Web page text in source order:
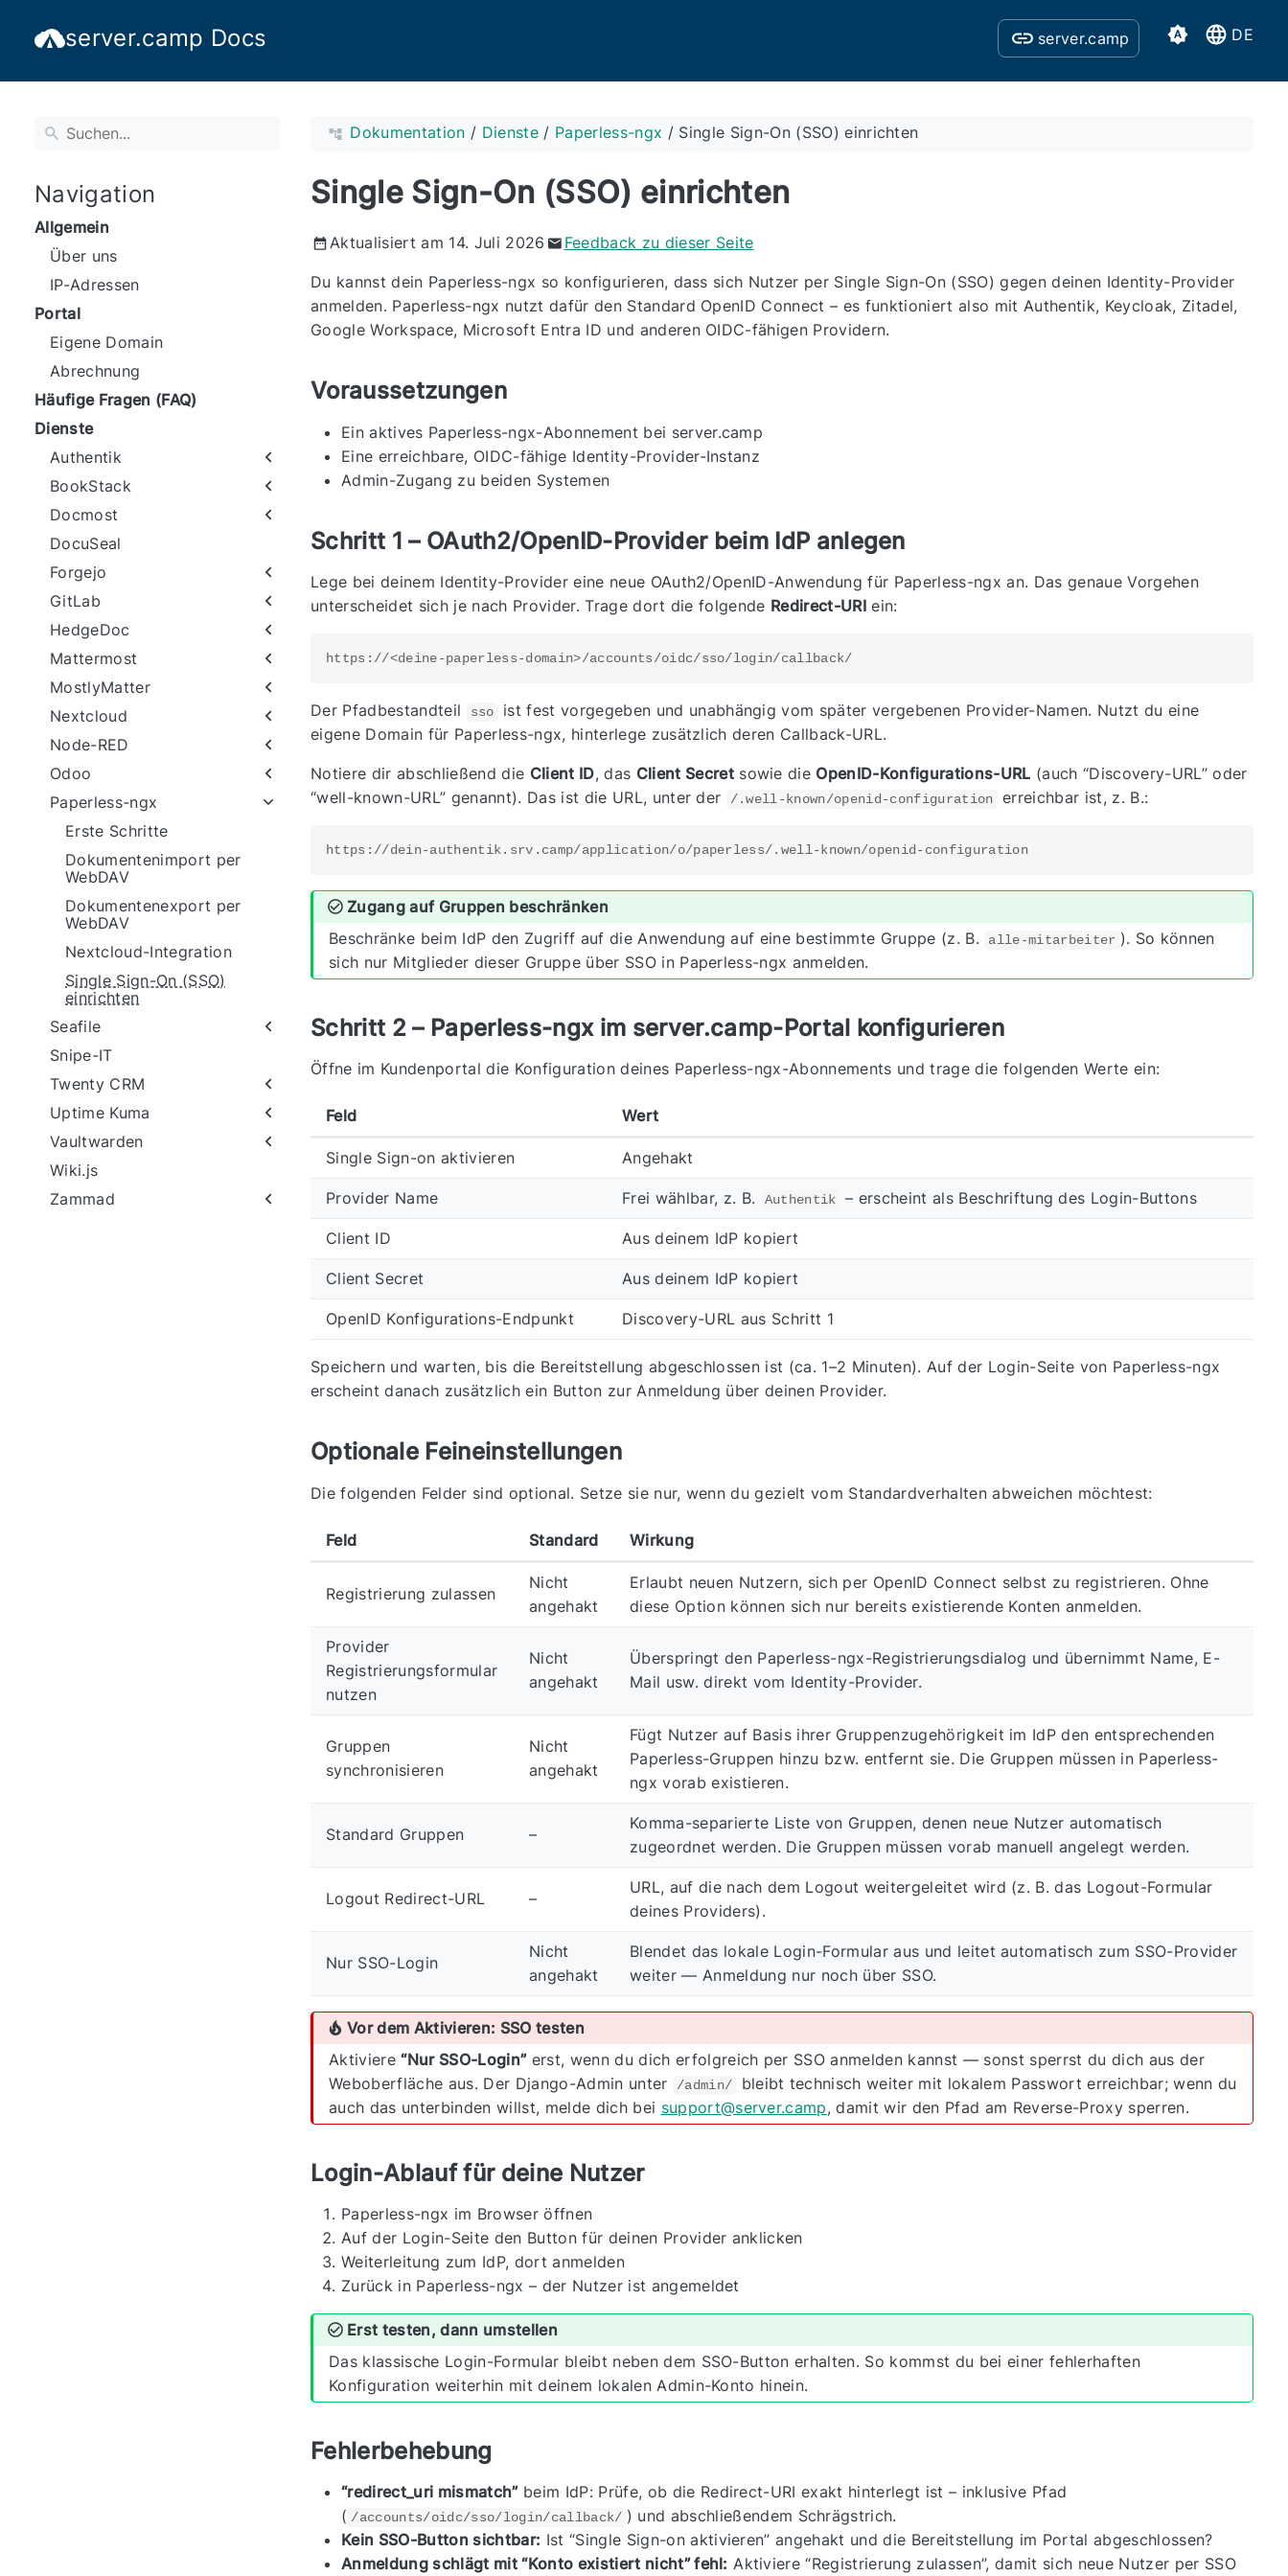
server.camp Docs server.camp DE
Navigation
Allgemein
Über uns
IP-Adressen
Portal
Eigene Domain
Abrechnung
Häufige Fragen (FAQ)
Dienste
Authentik
BookStack
Docmost
DocuSeal
Forgejo
GitLab
HedgeDoc
Mattermost
MostlyMatter
Nextcloud
Node-RED
Odoo
Paperless-ngx
Erste Schritte
Dokumentenimport per
WebDAV
Dokumentenexport per
WebDAV
Nextcloud-Integration
Single Sign-On (SSO)
einrichten
Seafile
Snipe-IT
Twenty CRM
Uptime Kuma
Vaultwarden
Wiki.js
Zammad
Dokumentation / Dienste/ Paperless-ngx / Single Sign-On (SSO) einrichten
Single Sign-On (SSO) einrichten
Aktualisiert am 14. Juli 2026 Feedback zu dieser Seite
Du kannst dein Paperless-ngx so konfigurieren, dass sich Nutzer per Single Sign-On (SSO) gegen deinen Identity-Provider
anmelden. Paperless-ngx nutzt dafür den Standard OpenID Connect – es funktioniert also mit Authentik, Keycloak, Zitadel,
Google Workspace, Microsoft Entra ID und anderen OIDC-fähigen Providern.
Voraussetzungen
Ein aktives Paperless-ngx-Abonnement bei server.camp
Eine erreichbare, OIDC-fähige Identity-Provider-Instanz
Admin-Zugang zu beiden Systemen
Schritt 1 – OAuth2/OpenID-Provider beim IdP anlegen
Lege bei deinem Identity-Provider eine neue OAuth2/OpenID-Anwendung für Paperless-ngx an. Das genaue Vorgehen
unterscheidet sich je nach Provider. Trage dort die folgende Redirect-URI ein:
Der Pfadbestandteil sso
ist fest vorgegeben und unabhängig vom später vergebenen Provider-Namen. Nutzt du eine
eigene Domain für Paperless-ngx, hinterlege zusätzlich deren Callback-URL.
Notiere dir abschließend die Client ID, das Client Secretsowie die OpenID-Konfigurations-URL (auch “Discovery-URL” oder
“well-known-URL” genannt). Das ist die URL, unter der
/.well-known/openid-configuration erreichbar ist, z. B.:
Zugang auf Gruppen beschränken
Beschränke beim IdP den Zugriff auf die Anwendung auf eine bestimmte Gruppe (z. B.
alle-mitarbeiter ). So können
sich nur Mitglieder dieser Gruppe über SSO in Paperless-ngx anmelden.
Schritt 2 – Paperless-ngx im server.camp-Portal konfigurieren
Öffne im Kundenportal die Konfiguration deines Paperless-ngx-Abonnements und trage die folgenden Werte ein:
Feld Wert
Single Sign-on aktivieren Angehakt
Provider Name Frei wählbar, z. B. Authentik – erscheint als Beschriftung des Login-Buttons
Client ID Aus deinem IdP kopiert
Client Secret Aus deinem IdP kopiert
OpenID Konfigurations-Endpunkt Discovery-URL aus Schritt 1
Speichern und warten, bis die Bereitstellung abgeschlossen ist (ca. 1–2 Minuten). Auf der Login-Seite von Paperless-ngx
erscheint danach zusätzlich ein Button zur Anmeldung über deinen Provider.
Optionale Feineinstellungen
Die folgenden Felder sind optional. Setze sie nur, wenn du gezielt vom Standardverhalten abweichen möchtest:
Feld Standard Wirkung
Registrierung zulassen
Nicht
angehakt
Erlaubt neuen Nutzern, sich per OpenID Connect selbst zu registrieren. Ohne
diese Option können sich nur bereits existierende Konten anmelden.
Provider
Registrierungsformular
nutzen
Nicht
angehakt
Überspringt den Paperless-ngx-Registrierungsdialog und übernimmt Name, E-
Mail usw. direkt vom Identity-Provider.
Gruppen
synchronisieren
Nicht
angehakt
Fügt Nutzer auf Basis ihrer Gruppenzugehörigkeit im IdP den entsprechenden
Paperless-Gruppen hinzu bzw. entfernt sie. Die Gruppen müssen in Paperless-
ngx vorab existieren.
Standard Gruppen –
Komma-separierte Liste von Gruppen, denen neue Nutzer automatisch
zugeordnet werden. Die Gruppen müssen vorab manuell angelegt werden.
Logout Redirect-URL –
URL, auf die nach dem Logout weitergeleitet wird (z. B. das Logout-Formular
deines Providers).
Nur SSO-Login
Nicht
angehakt
Blendet das lokale Login-Formular aus und leitet automatisch zum SSO-Provider
weiter — Anmeldung nur noch über SSO.
Vor dem Aktivieren: SSO testen
Aktiviere“Nur SSO-Login”erst, wenn du dich erfolgreich per SSO anmelden kannst — sonst sperrst du dich aus der
Weboberfläche aus. Der Django-Admin unter
/admin/
bleibt technisch weiter mit lokalem Passwort erreichbar; wenn du
auch das unterbinden willst, melde dich bei support@server.camp, damit wir den Pfad am Reverse-Proxy sperren.
Login-Ablauf für deine Nutzer
Paperless-ngx im Browser öffnen
Auf der Login-Seite den Button für deinen Provider anklicken
Weiterleitung zum IdP, dort anmelden
Zurück in Paperless-ngx – der Nutzer ist angemeldet
Erst testen, dann umstellen
Das klassische Login-Formular bleibt neben dem SSO-Button erhalten. So kommst du bei einer fehlerhaften
Konfiguration weiterhin mit deinem lokalen Admin-Konto hinein.
Fehlerbehebung
“redirect_uri mismatch”beim IdP: Prüfe, ob die Redirect-URI exakt hinterlegt ist – inklusive Pfad
( /accounts/oidc/sso/login/callback/ ) und abschließendem Schrägstrich.
Kein SSO-Button sichtbar: Ist “Single Sign-on aktivieren” angehakt und die Bereitstellung im Portal abgeschlossen?
Anmeldung schlägt mit “Konto existiert nicht” fehl: Aktiviere “Registrierung zulassen”, damit sich neue Nutzer per SSO